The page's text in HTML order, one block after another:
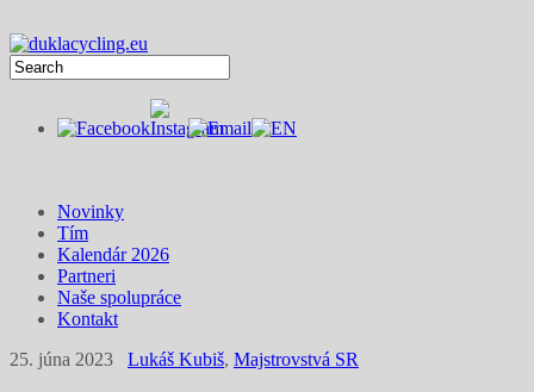
Novinky
Tím
Kalendár 2026
Partneri
Naše spolupráce
Kontakt
25. júna 2023
Lukáš Kubiš, Majstrovstvá SR